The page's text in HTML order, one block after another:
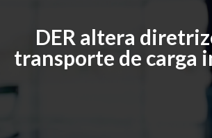
DER altera
transporte de carga